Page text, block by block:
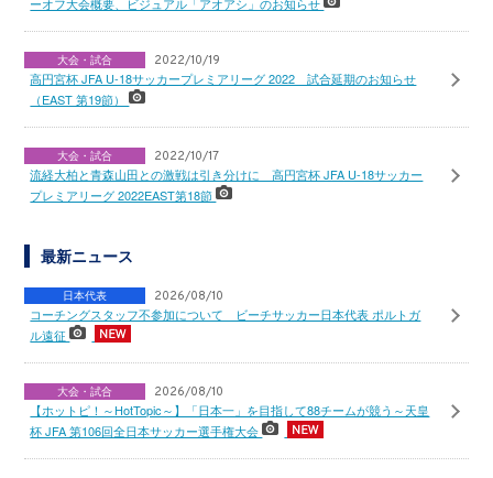
ーオフ大会概要、ビジュアル「アオアシ」のお知らせ
大会・試合 2022/10/19
高円宮杯 JFA U-18サッカープレミアリーグ 2022 試合延期のお知らせ
（EAST 第19節）
大会・試合 2022/10/17
流経大柏と青森山田との激戦は引き分けに 高円宮杯 JFA U-18サッカー
プレミアリーグ 2022EAST第18節
最新ニュース
日本代表 2026/08/10
コーチングスタッフ不参加について ビーチサッカー日本代表 ポルトガ
ル遠征
大会・試合 2026/08/10
【ホットピ！～HotTopic～】「日本一」を目指して88チームが競う～天皇
杯 JFA 第106回全日本サッカー選手権大会